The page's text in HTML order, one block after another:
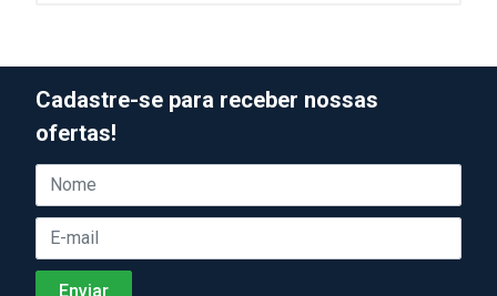
Cadastre-se para receber nossas
ofertas!